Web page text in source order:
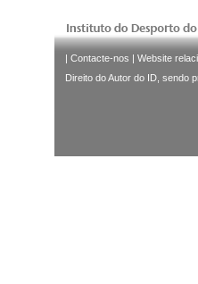
| Contacte-nos | Website
Direito do Autor do ID, sendo